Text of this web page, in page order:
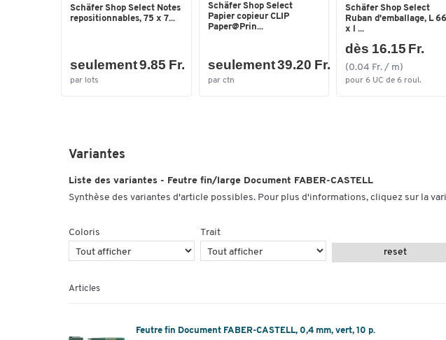
Schäfer Shop Select Notes
repositionnables, 75 x 7...
seulement 9.85 Fr.
par lots
Schäfer Shop Select
Papier copieur CLIP
Paper@Prin...
seulement 39.20 Fr.
par ctn
Schäfer Shop Select
Ruban d'emballage, L
x l ...
dès 16.15 Fr.
(0.04 Fr. / m)
pour 6 UC de 6 roul.
Variantes
Liste des variantes - Feutre fin/large Document FABER-CASTELL
Synthèse des variantes d'article possibles. Pour plus d'informations, cliquez sur la
Coloris
Trait
reset
Articles
Feutre fin Document FABER-CASTELL, 0,4 mm, vert, 10 p.